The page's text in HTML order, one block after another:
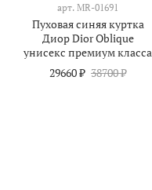
арт. MR-01691
Пуховая синяя куртка
Диор Dior Oblique
унисекс премиум класса
29660 ₽ 38700 ₽